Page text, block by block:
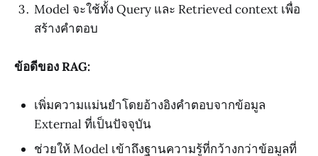
Model จะใช้ทั้ง Query และ Retrieved context เพื่อ
สร้างคำตอบ
ข้อดีของ RAG:
เพิ่มความแม่นยำโดยอ้างอิงคำตอบจากข้อมูล
External ที่เป็นปัจจุบัน
ช่วยให้ Model เข้าถึงฐานความรู้ที่กว้างกว่าข้อมูลที่